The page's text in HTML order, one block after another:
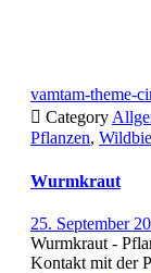
vamtam-theme-
 Category
Pflanzen,
Wurmkraut
25. September
Wurmkraut -
Kontakt mit der